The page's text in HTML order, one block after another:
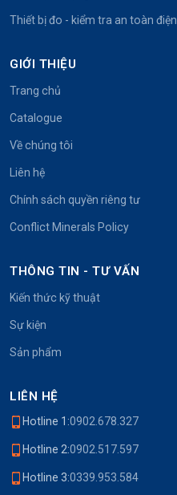
Thiết bị đo - kiểm tra an toàn điện
GIỚI THIỆU
Trang chủ
Catalogue
Về chúng tôi
Liên hệ
Chính sách quyền riêng tư
Conflict Minerals Policy
THÔNG TIN - TƯ VẤN
Kiến thức kỹ thuật
Sự kiện
Sản phẩm
LIÊN HỆ
Hotline 1:0902.678.327
Hotline 2:0902.517.597
Hotline 3:0339.953.584